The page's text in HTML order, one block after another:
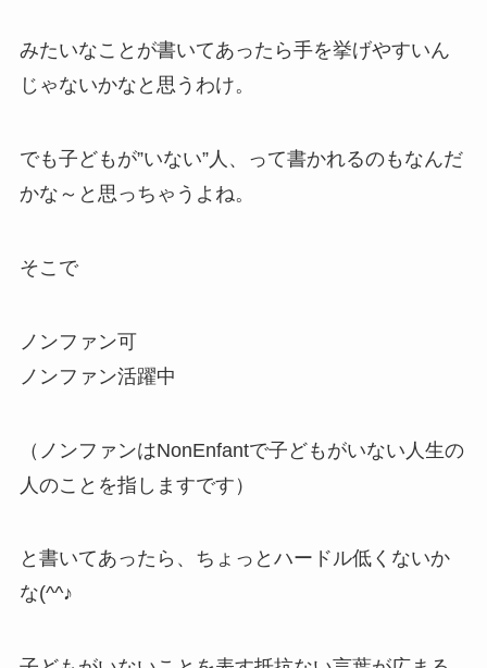
みたいなことが書いてあったら手を挙げやすいん
じゃないかなと思うわけ。
でも子どもが”いない”人、って書かれるのもなんだ
かな～と思っちゃうよね。
そこで
ノンファン可
ノンファン活躍中
（ノンファンはNonEnfantで子どもがいない人生の
人のことを指しますです）
と書いてあったら、ちょっとハードル低くないか
な(^^♪